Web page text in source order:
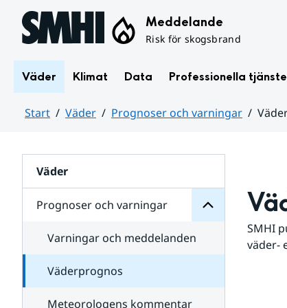
Hoppa till sidans innehåll Meddelande
Risk för skogsbrand
Väder Klimat Data Professionella
Start Väder Prognoser och varningar
Väder
Prognoser och varningar
för
varningar
Varningar och meddelanden
Väderprognos
Meteorologens kommentar
SMHI
väder-